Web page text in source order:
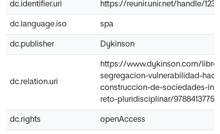
dc.identifier.uri https://reunir.unir.net/handle/
dc.language.iso spa
dc.publisher Dykinson
dc.relation.uri
https://www.dykinson.com/
segregacion-vulnerabilidad-
construccion-de-sociedades-
reto-pluridisciplinar/
dc.rights openAccess